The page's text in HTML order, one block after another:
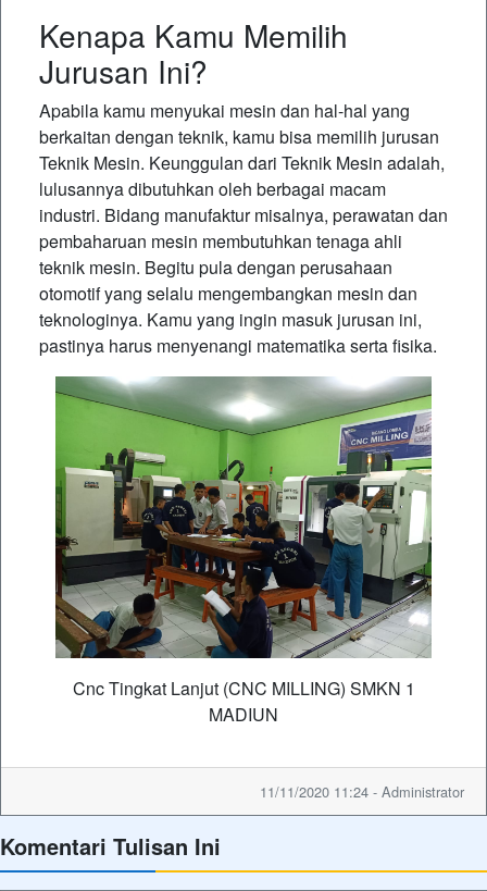
Kenapa Kamu Memilih
Jurusan Ini?
Apabila kamu menyukai mesin dan hal-hal yang
berkaitan dengan teknik, kamu bisa memilih jurusan
Teknik Mesin. Keunggulan dari Teknik Mesin adalah,
lulusannya dibutuhkan oleh berbagai macam
industri. Bidang manufaktur misalnya, perawatan dan
pembaharuan mesin membutuhkan tenaga ahli
teknik mesin. Begitu pula dengan perusahaan
otomotif yang selalu mengembangkan mesin dan
teknologinya. Kamu yang ingin masuk jurusan ini,
pastinya harus menyenangi matematika serta fisika.
Cnc Tingkat Lanjut (CNC MILLING) SMKN 1
MADIUN
11/11/2020 11:24 - Administrator
Komentari Tulisan Ini